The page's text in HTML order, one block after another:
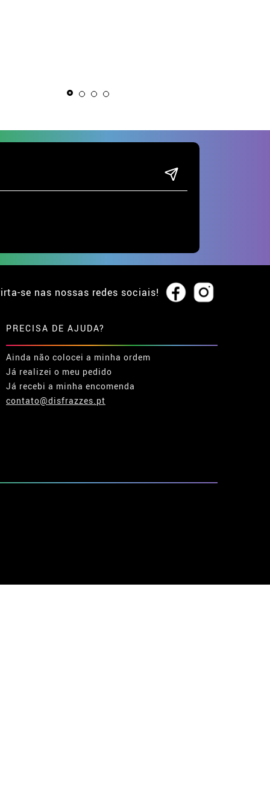
se nas nossas redes sociais!
PRECISA DE AJUDA?
Ainda não colocei a minha ordem
Já realizei o meu pedido
Já recebi a minha encomenda
contato@disfrazzes.pt